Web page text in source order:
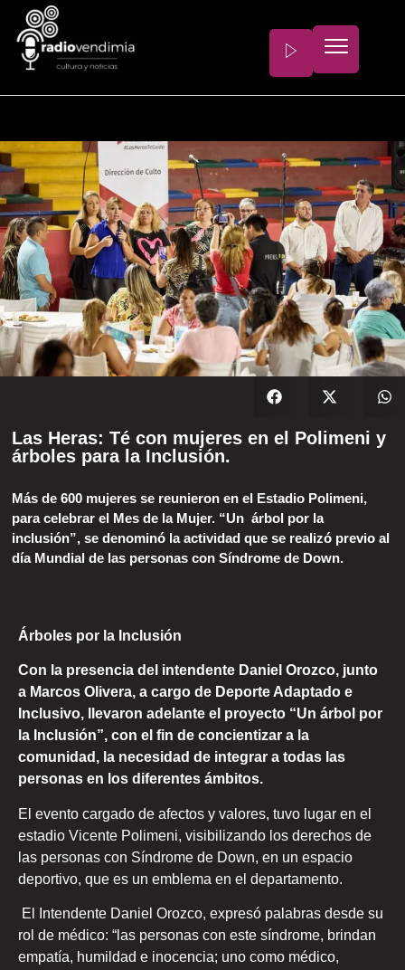
Las Heras: Té con mujeres en el Polimeni y
árboles para la Inclusión.
Más de 600 mujeres se reunieron en el Estadio Polimeni,
para celebrar el Mes de la Mujer. “Un árbol por la
inclusión”, se denominó la actividad que se realizó previo al
día Mundial de las personas con Síndrome de Down.
Árboles por la Inclusión
Con la presencia del intendente Daniel Orozco, junto
a Marcos Olivera, a cargo de Deporte Adaptado e
Inclusivo, llevaron adelante el proyecto “Un árbol por
la Inclusión”, con el fin de concientizar a la
comunidad, la necesidad de integrar a todas las
personas en los diferentes ámbitos.
El evento cargado de afectos y valores, tuvo lugar en el
estadio Vicente Polimeni, visibilizando los derechos de
las personas con Síndrome de Down, en un espacio
deportivo, que es un emblema en el departamento.
El Intendente Daniel Orozco, expresó palabras desde su
rol de médico: “las personas con este síndrome, brindan
empatía, humildad e inocencia; uno como médico,